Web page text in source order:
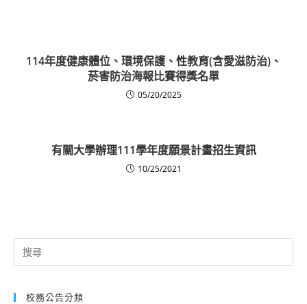
114年度健康體位、環境保護、性教育(含愛滋防治)、
菸害防治海報比賽得獎名單
05/20/2025
有關大學辦理111學年度願景計畫招生資訊
10/25/2021
Search
for:
校務公告分類